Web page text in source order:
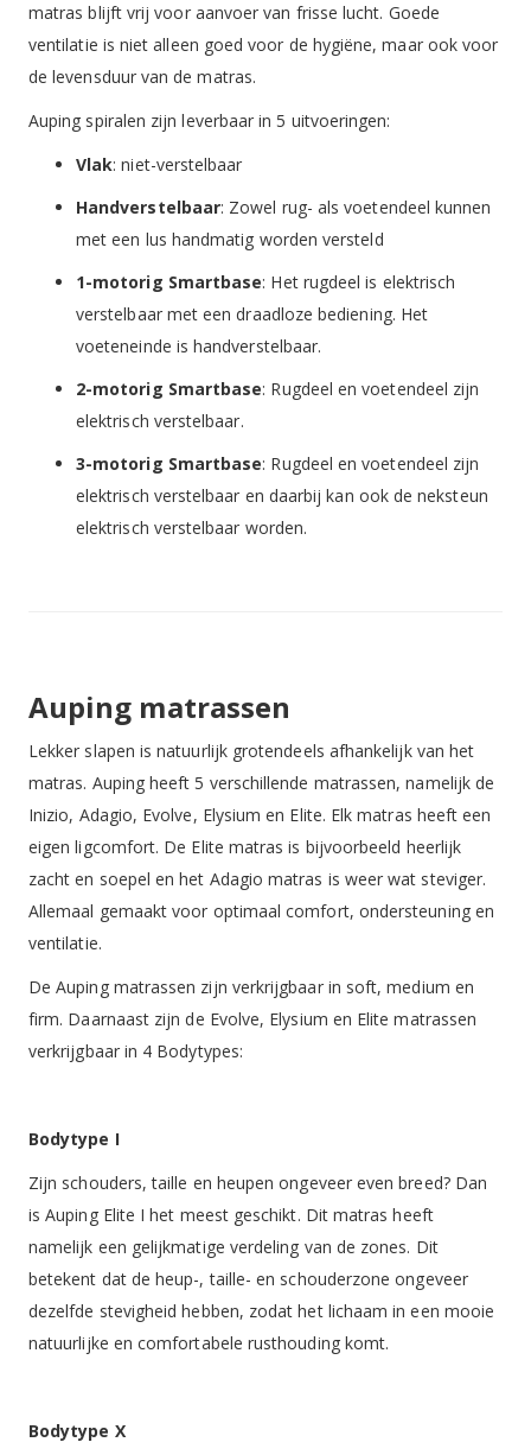
matras blijft vrij voor aanvoer van frisse lucht. Goede
ventilatie is niet alleen goed voor de hygiëne, maar ook voor
de levensduur van de matras.
Auping spiralen zijn leverbaar in 5 uitvoeringen:
Vlak: niet-verstelbaar
Handverstelbaar: Zowel rug- als voetendeel kunnen
met een lus handmatig worden versteld
1-motorig Smartbase: Het rugdeel is elektrisch
verstelbaar met een draadloze bediening. Het
voeteneinde is handverstelbaar.
2-motorig Smartbase: Rugdeel en voetendeel zijn
elektrisch verstelbaar.
3-motorig Smartbase: Rugdeel en voetendeel zijn
elektrisch verstelbaar en daarbij kan ook de neksteun
elektrisch verstelbaar worden.
Auping matrassen
Lekker slapen is natuurlijk grotendeels afhankelijk van het
matras. Auping heeft 5 verschillende matrassen, namelijk de
Inizio, Adagio, Evolve, Elysium en Elite. Elk matras heeft een
eigen ligcomfort. De Elite matras is bijvoorbeeld heerlijk
zacht en soepel en het Adagio matras is weer wat steviger.
Allemaal gemaakt voor optimaal comfort, ondersteuning en
ventilatie.
De Auping matrassen zijn verkrijgbaar in soft, medium en
firm. Daarnaast zijn de Evolve, Elysium en Elite matrassen
verkrijgbaar in 4 Bodytypes:
Bodytype I
Zijn schouders, taille en heupen ongeveer even breed? Dan
is Auping Elite I het meest geschikt. Dit matras heeft
namelijk een gelijkmatige verdeling van de zones. Dit
betekent dat de heup-, taille- en schouderzone ongeveer
dezelfde stevigheid hebben, zodat het lichaam in een mooie
natuurlijke en comfortabele rusthouding komt.
Bodytype X